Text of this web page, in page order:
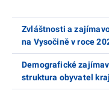
Zvláštnosti a
na Vysočině v roce
Demografické
struktura obyvatel